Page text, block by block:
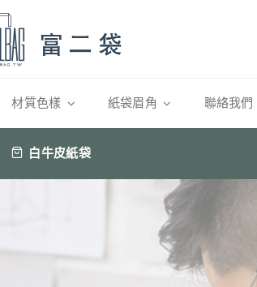
材質色樣 紙袋眉角 聯絡我們
白牛皮紙袋